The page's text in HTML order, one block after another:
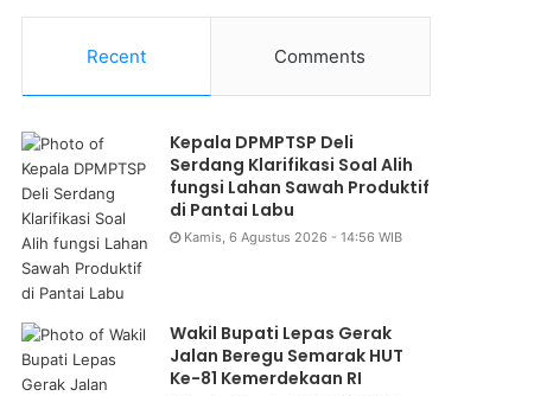
Recent Comments
Kepala DPMPTSP Deli
Serdang Klarifikasi Soal Alih
fungsi Lahan Sawah Produktif
di Pantai Labu
Kamis, 6 Agustus 2026 - 14:56 WIB
Wakil Bupati Lepas Gerak
Jalan Beregu Semarak HUT
Ke-81 Kemerdekaan RI